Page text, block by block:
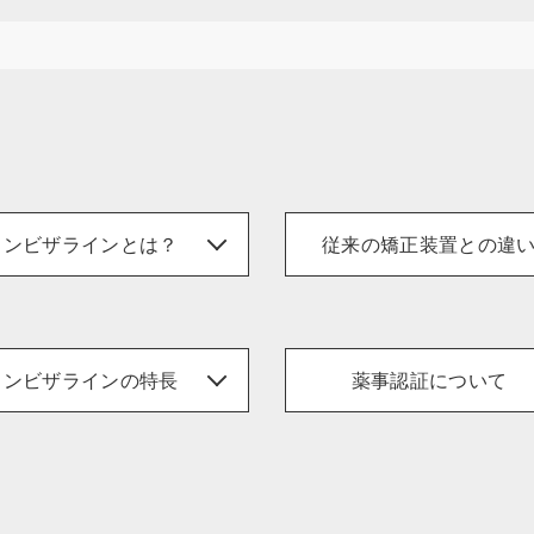
ビザラインとは？ 従来の矯正装置との違
ビザラインの特長 薬事認証について